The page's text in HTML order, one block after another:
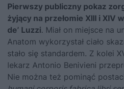
Pierwszy publiczny pokaz
żyjący na przełomie XIII i XIV
de’ Luzzi. Miał on miejsce na
Anatom wykorzystał ciało
stało się standardem. Z kolei
lekarz Antonio Benivieni
Nie można też pominąć